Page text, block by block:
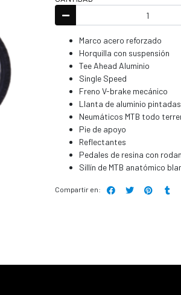
Marco acero reforzado
Horquilla con suspensión
Tee Ahead Aluminio
Single Speed
Freno V-brake mecánico
Llanta de aluminio pintadas
Neumáticos MTB todo
Pie de apoyo
Reflectantes
Pedales de resina con
Sillín de MTB anatómico
Compartir en: